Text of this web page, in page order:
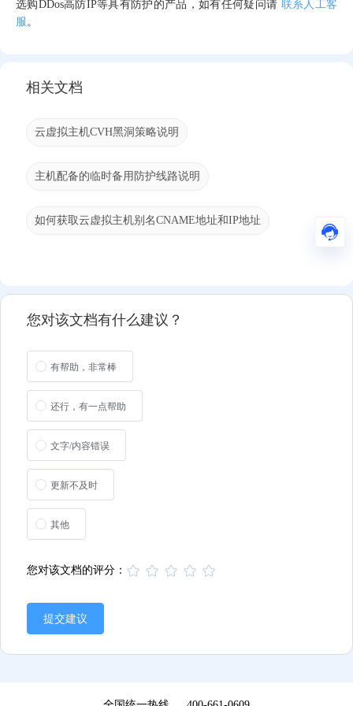
选购DDos高防IP等具有防护的产品，如有任何疑问请 联系人工客
服。
相关文档
云虚拟主机CVH黑洞策略说明
主机配备的临时备用防护线路说明
如何获取云虚拟主机别名CNAME地址和IP地址
您对该文档有什么建议？
有帮助，非常棒
还行，有一点帮助
文字/内容错误
更新不及时
其他
您对该文档的评分：
提交建议